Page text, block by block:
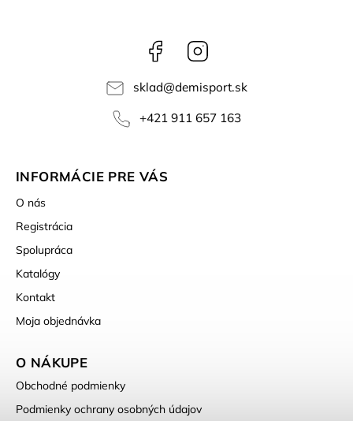
Facebook
sklad@demisport.sk
+421 911 657 163
INFORMÁCIE PRE VÁS
O nás
Registrácia
Spolupráca
Katalógy
Kontakt
Moja objednávka
O NÁKUPE
Obchodné podmienky
Podmienky ochrany osobných údajov